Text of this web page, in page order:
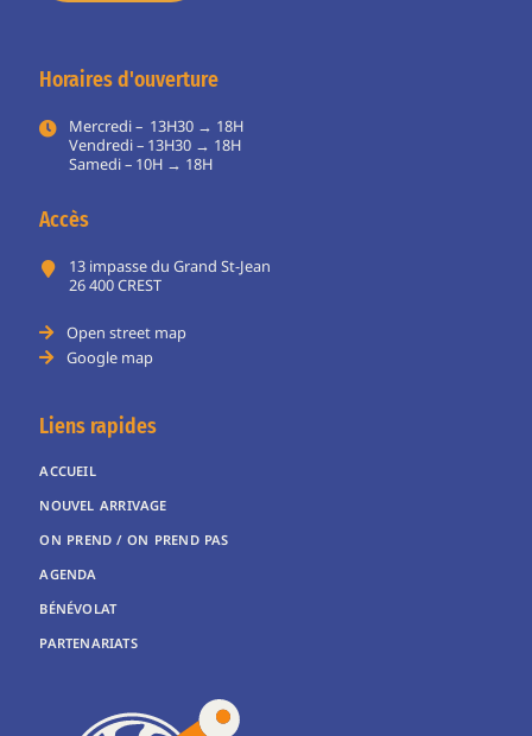
Liens rapides
ACCUEIL
NOUVEL ARRIVAGE
ON PREND / ON PREND PAS
AGENDA
BÉNÉVOLAT
PARTENARIATS
Horaires d'ouverture
Mercredi – 13H30 → 18H
Vendredi – 13H30 → 18H
Samedi – 10H → 18H
Accès
13 impasse du Grand St-Jean
26 400 CREST
Open street map
Google map